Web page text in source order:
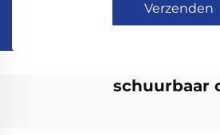
Verzenden
schuurbaar